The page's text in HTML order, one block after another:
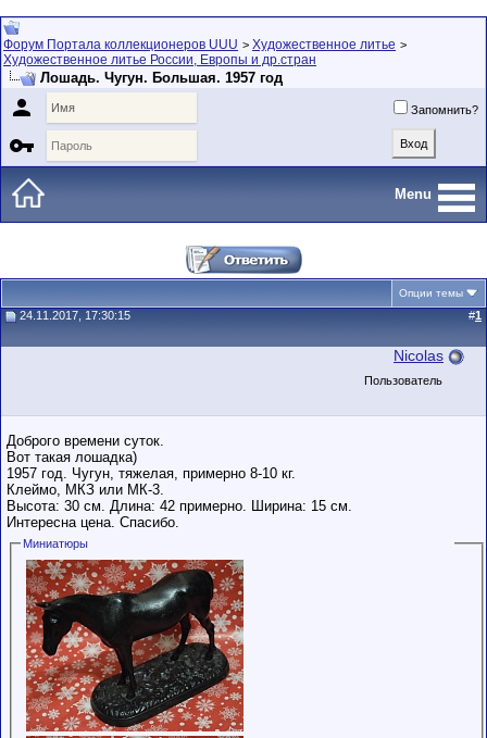
Форум Портала коллекционеров UUU > Художественное литье >
Художественное литье России, Европы и др.стран
Лошадь. Чугун. Большая. 1957 год
 Запомнить?

Menu
Опции темы
24.11.2017, 17:30:15 #1
Nicolas
Пользователь
Доброго времени суток.
Вот такая лошадка)
1957 год. Чугун, тяжелая, примерно 8-10 кг.
Клеймо, МКЗ или МК-3.
Высота: 30 см. Длина: 42 примерно. Ширина: 15 см.
Интересна цена. Спасибо.
Миниатюры